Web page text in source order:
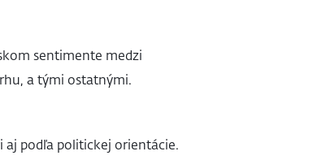
sentimente medzi
a tými ostatnými.
aj podľa politickej orientácie.